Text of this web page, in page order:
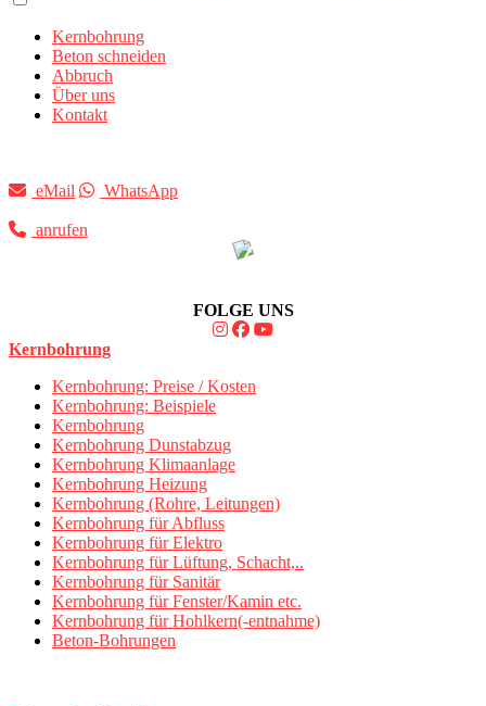
Kernbohrung
Beton schneiden
Abbruch
Über uns
Kontakt
eMail WhatsApp
anrufen
FOLGE UNS
Kernbohrung
Kernbohrung: Preise / Kosten
Kernbohrung: Beispiele
Kernbohrung
Kernbohrung Dunstabzug
Kernbohrung Klimaanlage
Kernbohrung Heizung
Kernbohrung (Rohre, Leitungen)
Kernbohrung für Abfluss
Kernbohrung für Elektro
Kernbohrung für Lüftung, Schacht,..
Kernbohrung für Sanitär
Kernbohrung für Fenster/Kamin etc.
Kernbohrung für Hohlkern(-entnahme)
Beton-Bohrungen